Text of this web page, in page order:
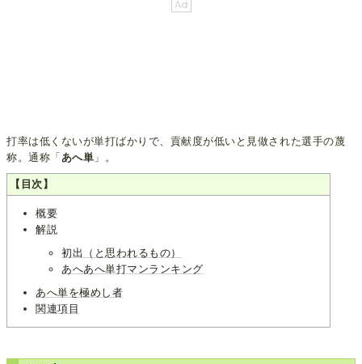
打率は低くないが単打ばかりで、貢献度が低いと見做された選手の蔑
称。通称「 あへ単 」。
【目次】
概要
解説
初出（と思われるもの）
あへあへ単打マンランキング
あへ単を極めし者
関連項目